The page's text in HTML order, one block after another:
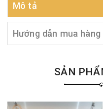
Mô tả
Hướng dẫn mua hàng
SẢN